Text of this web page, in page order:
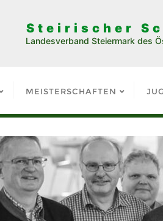
Steirischer
Landesverband Steiermark des
MEISTERSCHAFTEN